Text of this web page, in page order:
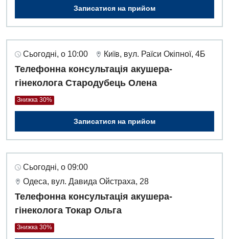
Записатися на прийом
Сьогодні, о 10:00 Київ, вул. Раїси Окіпної, 4Б
Телефонна консультація акушера-
гінеколога Стародубець Олена
Знижка 30%
Записатися на прийом
Сьогодні, о 09:00
Одеса, вул. Давида Ойстраха, 28
Телефонна консультація акушера-
гінеколога Токар Ольга
Знижка 30%